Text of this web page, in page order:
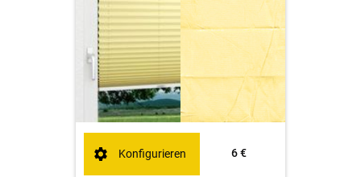
6 €
Konfigurieren